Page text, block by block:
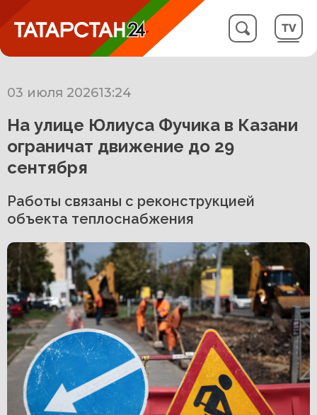
03 июля 202613:24
На улице Юлиуса Фучика в Казани
ограничат движение до 29
сентября
Работы связаны с реконструкцией
объекта теплоснабжения